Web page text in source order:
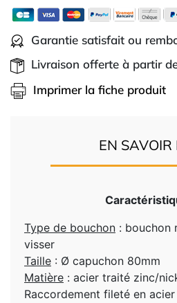
Garantie satisfait ou
Livraison offerte à partir
Imprimer la fiche produit
EN SAVOIR
Type de bouchon : bouchon
visser
Taille : Ø capuchon 80mm
Matière : acier traité zinc/
Raccordement fileté en